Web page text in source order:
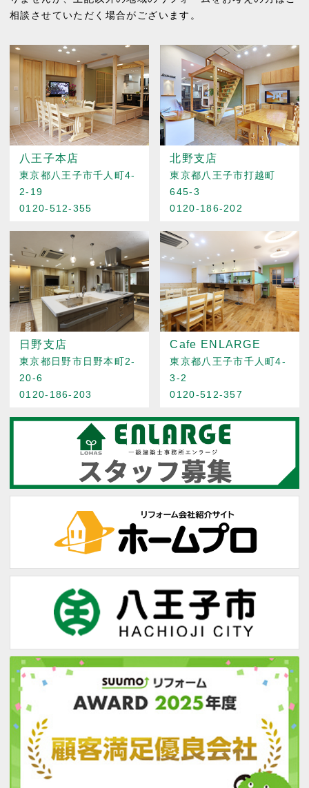
相談させていただく場合がございます。
八王子本店
東京都八王子市千人町4-
2-19
0120-512-355
北野支店
東京都八王子市打越町
645-3
0120-186-202
日野支店
東京都日野市日野本町2-
20-6
0120-186-203
Cafe ENLARGE
東京都八王子市千人町4-
3-2
0120-512-357